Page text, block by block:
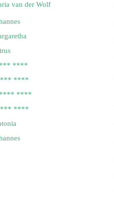
van der Wolf
****
****
****
****